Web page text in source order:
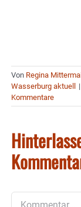
Von Regina
Wasserburg aktuell
|
Kommentare